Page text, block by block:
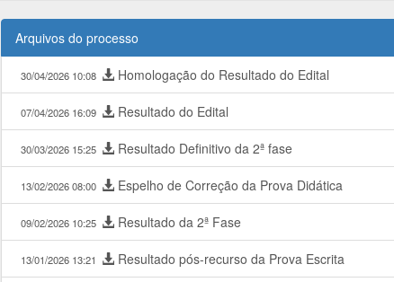
Arquivos do processo
30/04/2026 10:08 Homologação do Resultado do Edital
07/04/2026 16:09 Resultado do Edital
30/03/2026 15:25 Resultado Definitivo da 2ª fase
13/02/2026 08:00 Espelho de Correção da Prova Didática
09/02/2026 10:25 Resultado da 2ª Fase
13/01/2026 13:21 Resultado pós-recurso da Prova Escrita